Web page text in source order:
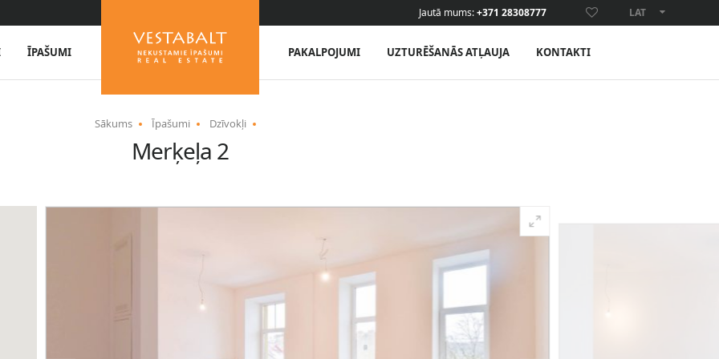
Jautā mums:+371 28308777 LAT
ENG
ĪPAŠUMI PAKALPOJUMI UZTURĒŠANĀS ATĻAUJA KONTAKTI
Sākums Īpašumi Dzīvokļi
Merķeļa 2